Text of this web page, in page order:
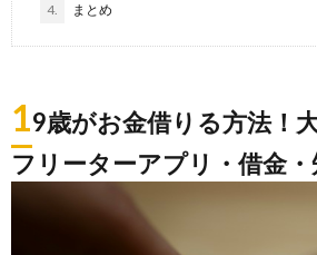
4. まとめ
19歳がお金借りる方法！
フリーターアプリ・借金